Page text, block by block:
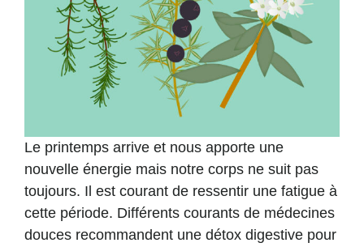
Le printemps arrive et nous apporte une
nouvelle énergie mais notre corps ne suit pas
toujours. Il est courant de ressentir une fatigue à
cette période. Différents courants de médecines
douces recommandent une détox digestive pour